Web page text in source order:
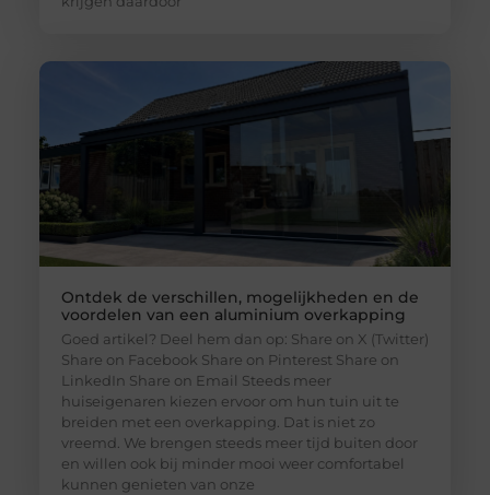
Ontdek de verschillen, mogelijkheden en de
voordelen van een aluminium overkapping
Goed artikel? Deel hem dan op: Share on X (Twitter)
Share on Facebook Share on Pinterest Share on
LinkedIn Share on Email Steeds meer
huiseigenaren kiezen ervoor om hun tuin uit te
breiden met een overkapping. Dat is niet zo
vreemd. We brengen steeds meer tijd buiten door
en willen ook bij minder mooi weer comfortabel
kunnen genieten van onze